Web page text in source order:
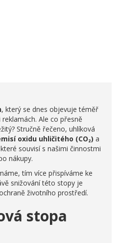
, který se dnes objevuje téměř
Ale co přesně
Stručně řečeno, uhlíková
oxidu uhličitého (CO₂) a
souvisí s našimi činnostmi
nákupy.
tím více přispíváme ke
snižování této stopy je
životního prostředí.
stopa